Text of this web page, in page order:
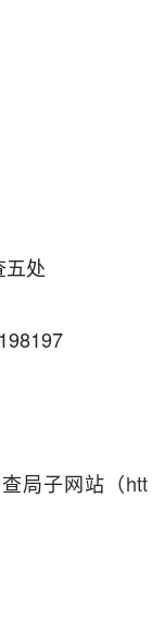
五处
局子网站（htt